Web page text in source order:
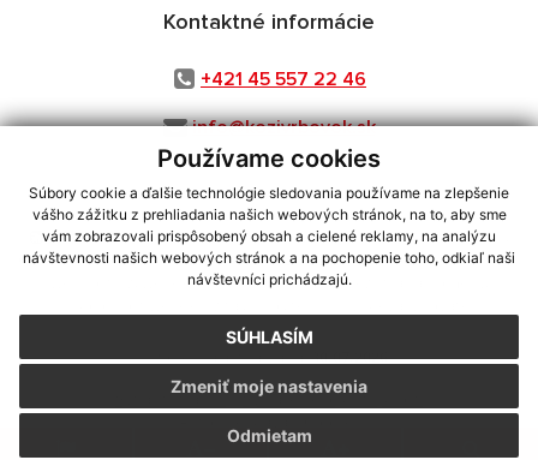
Používame cookies
Súbory cookie a ďalšie technológie sledovania používame na zlepšenie
vášho zážitku z prehliadania našich webových stránok, na to, aby sme
vám zobrazovali prispôsobený obsah a cielené reklamy, na analýzu
návštevnosti našich webových stránok a na pochopenie toho, odkiaľ naši
návštevníci prichádzajú.
SÚHLASÍM
Odmietam
Zmeniť moje nastavenia
Kontaktné informácie
+421 45 557 22 46
info@kozivrbovok.sk
využite možnosť získavania aktuálnych informácií s využitím RSS
CMS systém (redakčný) systém ECHELON 2,Mapa stránok,web portál
webex.digital, s.r.o.,domény,registrácia domény
Posledná aktualizácia:30.07.2026
Vytlačiť stránku|Vyhlásenie o prístupnosti